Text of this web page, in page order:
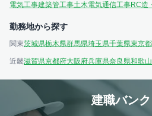
電気工事建築管工事土木電気通信工事RC造
勤務地から探す
関東茨城県栃木県群馬県埼玉県千葉県東京都
近畿滋賀県京都府大阪府兵庫県奈良県和歌
建職バン